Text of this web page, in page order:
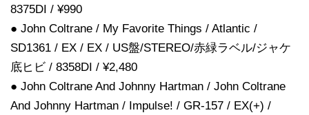
8375DI / ¥990
● John Coltrane / My Favorite Things / Atlantic /
SD1361 / EX / EX / US盤/STEREO/赤緑ラベル/ジャケ
底ヒビ / 8358DI / ¥2,480
● John Coltrane And Johnny Hartman / John Coltrane
And Johnny Hartman / Impulse! / GR-157 / EX(+) /